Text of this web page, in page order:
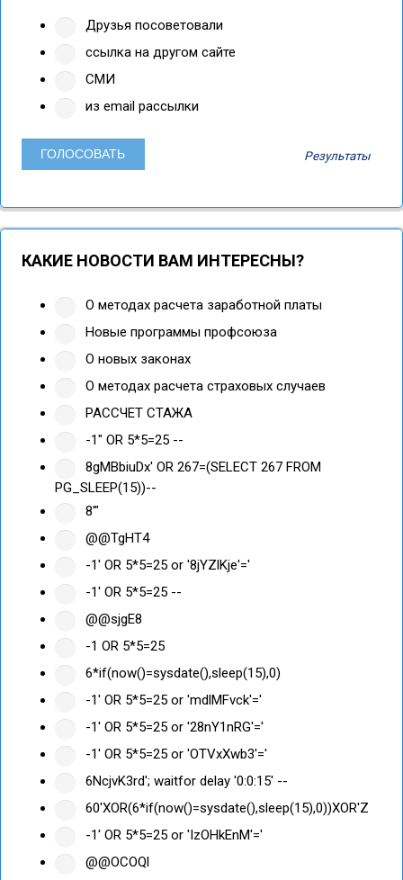
Друзья посоветовали
ссылка на другом сайте
СМИ
из email рассылки
Результаты
КАКИЕ НОВОСТИ ВАМ ИНТЕРЕСНЫ?
О методах расчета заработной платы
Новые программы профсоюза
О новых законах
О методах расчета страховых случаев
РАССЧЕТ СТАЖА
-1" OR 5*5=25 --
8gMBbiuDx' OR 267=(SELECT 267 FROM
PG_SLEEP(15))--
8'"
@@TgHT4
-1' OR 5*5=25 or '8jYZlKje'='
-1' OR 5*5=25 --
@@sjgE8
-1 OR 5*5=25
6*if(now()=sysdate(),sleep(15),0)
-1' OR 5*5=25 or 'mdlMFvck'='
-1' OR 5*5=25 or '28nY1nRG'='
-1' OR 5*5=25 or 'OTVxXwb3'='
6NcjvK3rd'; waitfor delay '0:0:15' --
60'XOR(6*if(now()=sysdate(),sleep(15),0))XOR'Z
-1' OR 5*5=25 or 'IzOHkEnM'='
@@OCOQl